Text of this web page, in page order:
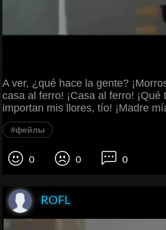
A ver, ¿qué hace la gente?
casa al ferro! ¡Casa al ferro! ¡Qué
importan mis llores, tío! ¡Madre
#фейлы
0 0 0
ROFL